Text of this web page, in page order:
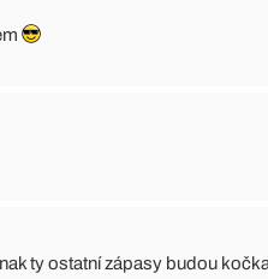
ty ostatní zápasy budou